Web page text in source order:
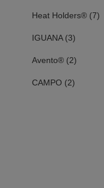
Heat Holders® (7)
IGUANA (3)
Avento® (2)
CAMPO (2)